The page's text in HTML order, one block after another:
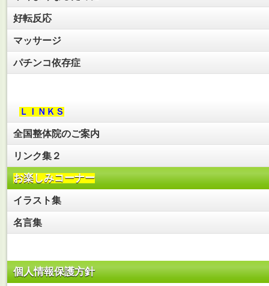
好転反応
マッサージ
パチンコ依存症
ＬＩＮＫＳ
全国整体院のご案内
リンク集２
お楽しみコーナー
イラスト集
名言集
個人情報保護方針